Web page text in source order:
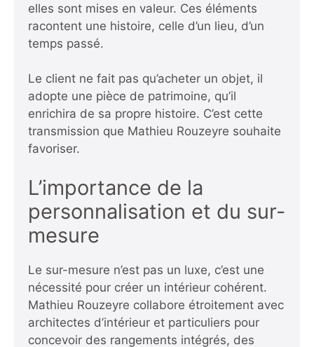
elles sont mises en valeur. Ces éléments
racontent une histoire, celle d’un lieu, d’un
temps passé.
Le client ne fait pas qu’acheter un objet, il
adopte une pièce de patrimoine, qu’il
enrichira de sa propre histoire. C’est cette
transmission que Mathieu Rouzeyre souhaite
favoriser.
L’importance de la
personnalisation et du sur-
mesure
Le sur-mesure n’est pas un luxe, c’est une
nécessité pour créer un intérieur cohérent.
Mathieu Rouzeyre collabore étroitement avec
architectes d’intérieur et particuliers pour
concevoir des rangements intégrés, des